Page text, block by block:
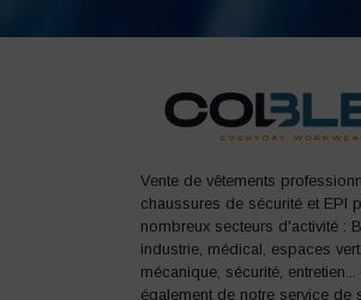
Vente de vêtements
chaussures de sécurité et EPI
nombreux secteurs d'activité :
industrie, médical, espaces
mécanique, sécurité, entretien...
également de notre service de